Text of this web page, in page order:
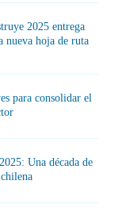
2025 entrega
nueva hoja de ruta
para consolidar el
Una década de